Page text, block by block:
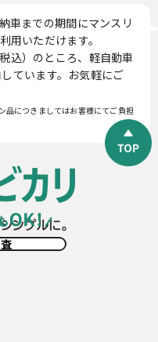
車までの期間にマンスリ
用いただけます。
込）のところ、軽自動車
ています。お気軽にご
につきましてはお客様にてご負担